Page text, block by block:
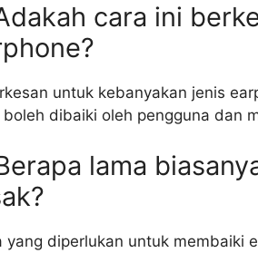
cara ini
untuk kebanyakan jenis
dibaiki oleh pengguna dan
lama
yang diperlukan untuk membaiki